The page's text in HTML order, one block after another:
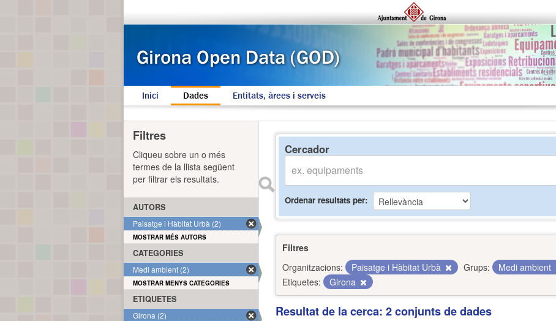
Inici Dades Entitats, àrees i serveis
Cercador
Ordenar resultats per
Filtres
Organitzacions:
Paisatge i Hàbitat Urbà Grups: Medi ambient
Etiquetes:
Girona
Resultat de la cerca: 2 conjunts de dades
Filtres
Cliqueu sobre un o més
termes de la llista següent
per filtrar els resultats.
AUTORS
Paisatge i Hàbitat Urbà (2)
MOSTRAR MÉS AUTORS
CATEGORIES
Medi ambient (2)
MOSTRAR MENYS CATEGORIES
ETIQUETES
Girona (2)